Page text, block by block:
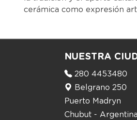
cerámica como expresión
NUESTRA
280 4453480
Belgrano 250
Puerto Madryn
Chubut - Argentina